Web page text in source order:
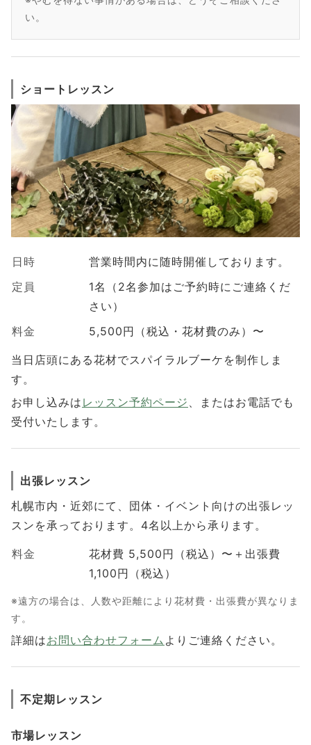
い。
ショートレッスン
日時
営業時間内に随時開催しております。
定員
1名（2名参加はご予約時にご連絡くだ
さい）
料金
5,500円（税込・花材費のみ）〜
当日店頭にある花材でスパイラルブーケを制作しま
す。
お申し込みは レッスン予約ページ 、またはお電話でも
受付いたします。
出張レッスン
札幌市内・近郊にて、団体・イベント向けの出張レッ
スンを承っております。4名以上から承ります。
料金
花材費 5,500円（税込）〜＋出張費
1,100円（税込）
※遠方の場合は、人数や距離により花材費・出張費が異なりま
す。
詳細はお問い合わせフォーム よりご連絡ください。
不定期レッスン
市場レッスン